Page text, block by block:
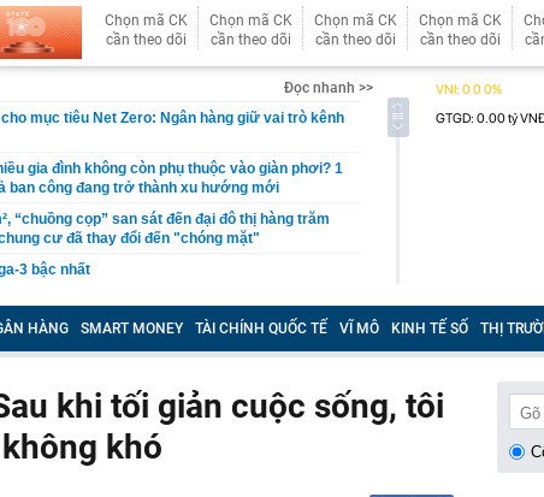
Chọn mã CK
cần theo dõi
Chọn mã CK
cần theo dõi
Chọn mã CK
cần theo dõi
Chọn mã CK
cần theo dõi
Đọc nhanh >>
mục tiêu Net Zero: Ngân hàng giữ vai trò kênh
gia đình không còn phụ thuộc vào giàn phơi? 1
ban công đang trở thành xu hướng mới
“chuồng cọp” san sát đến đại đô thị hàng trăm
cư đã thay đổi đến "chóng mặt"
3 bậc nhất
thiên đường’ của Việt Nam, anh nông dân Ấn Độ
bán hạt giống cũng kiếm bộn tiền
gà gáy 3 nước cùng nghe" ở ngay miền Bắc:
giảm sâu, chuyên gia nói thẳng: “Khó!”
lần “đau” để quay về đúng giá trị sẽ tốt hơn
hạn rồi lại phải trả giá
HÀNG SMART MONEY TÀI CHÍNH QUỐC TẾ VĨ MÔ KINH TẾ SỐ THỊ
khi tối giản cuộc sống, tôi
khó